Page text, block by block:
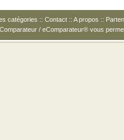
catégories :: Contact :: A propos ::
/ eComparateur® vous